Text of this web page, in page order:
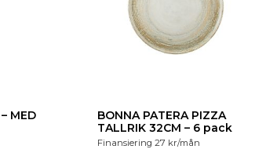
MED
BONNA PATERA PIZZA
TALLRIK 32CM – 6 pack
Finansiering 27 kr/mån